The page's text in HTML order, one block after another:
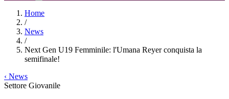
Home
/
News
/
Next Gen U19 Femminile: l'Umana Reyer conquista la
semifinale!
‹ News
Settore Giovanile